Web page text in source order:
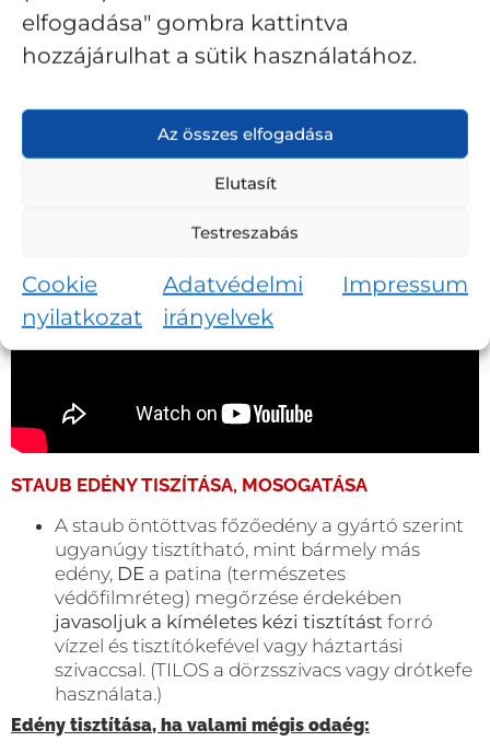
elfogadása" gombra kattintva
hozzájárulhat a sütik használatához.
Az összes elfogadása
Elutasít
Testreszabás
Cookie
nyilatkozat
Adatvédelmi
irányelvek
Impressum
STAUB EDÉNY TISZÍTÁSA, MOSOGATÁSA
A staub öntöttvas főzőedény a gyártó szerint
ugyanúgy tisztítható, mint bármely más
edény, DE a patina (természetes
védőfilmréteg) megőrzése érdekében
javasoljuk a kíméletes kézi tisztítást forró
vízzel és tisztítókefével vagy háztartási
szivaccsal. (TILOS a dörzsszivacs vagy drótkefe
használata.)
Edény tisztítása, ha valami mégis odaég: